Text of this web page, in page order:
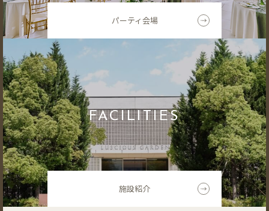
パーティ会場
FACILITIES
施設紹介